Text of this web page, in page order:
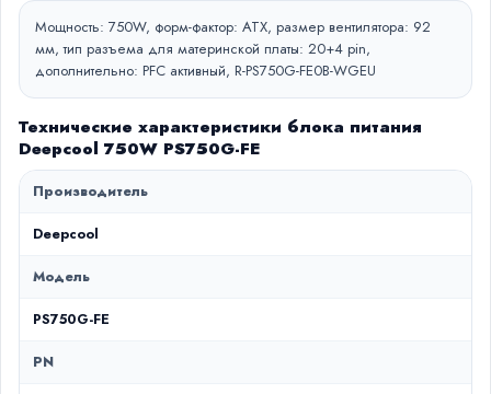
Мощность: 750W, форм-фактор: ATX, размер вентилятора: 92
мм, тип разъема для материнской платы: 20+4 pin,
дополнительно: PFC активный, R-PS750G-FE0B-WGEU
Технические характеристики блока питания
Deepcool 750W PS750G-FE
Производитель
Deepcool
Модель
PS750G-FE
PN